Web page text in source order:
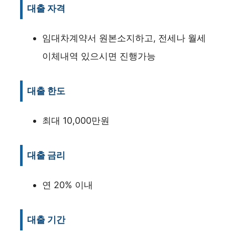
대출 자격
임대차계약서 원본소지하고, 전세나 월세
이체내역 있으시면 진행가능
대출 한도
최대 10,000만원
대출 금리
연 20% 이내
대출 기간